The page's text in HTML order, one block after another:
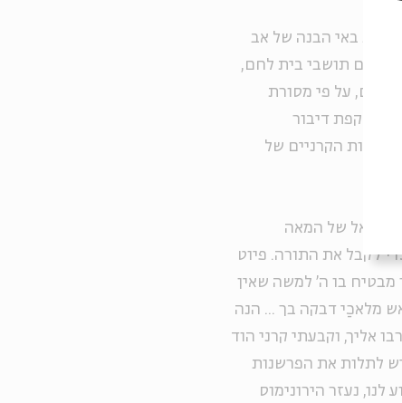
הזאת באי הבנה של אב
תושבי בית לחם,
על פי מסורת
משקפת דיבור
הקרניים של
ישראל של המאה
לקבל את התורה. פיוט
מבטיח בו ה' למשה שאין
מלאכַי דבקה בך ... הנה
אליך, וקבעתי קרני הוד
לתלות את הפרשנות
נעזר הירונימוס